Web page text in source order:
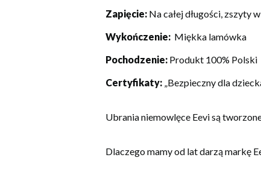
Zapięcie: Na całej długości, zszyty
Wykończenie: Miękka lamówka
Pochodzenie: Produkt 100% Polski
Certyfikaty: „Bezpieczny dla
Ubrania niemowlęce Eevi są
Dlaczego mamy od lat darzą markę